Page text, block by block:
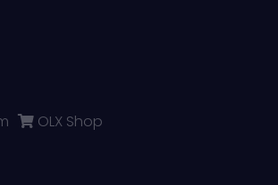
OLX Shop